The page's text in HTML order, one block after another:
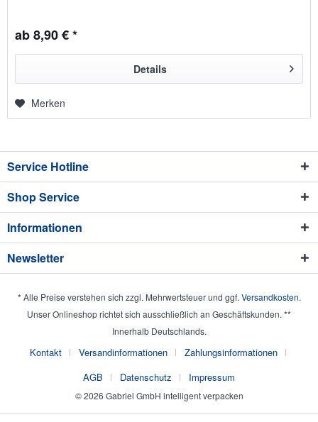
ab 8,90 € *
Details
Merken
Service Hotline
Shop Service
Informationen
Newsletter
* Alle Preise verstehen sich zzgl. Mehrwertsteuer und ggf. Versandkosten.
Unser Onlineshop richtet sich ausschließlich an Geschäftskunden. **
Innerhalb Deutschlands.
Kontakt Versandinformationen
Zahlungsinformationen
AGB
Datenschutz Impressum
© 2026 Gabriel GmbH intelligent verpacken